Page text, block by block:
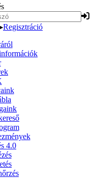
Regisztráció
4.0